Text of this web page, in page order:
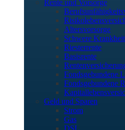
Rente und Vorsorge
Altersvorsorge
Schwere
Riesterrente
Basisrente
Fondsgebundene
Fondsgebundene
Geld und Sparen
Strom
Gas
DSL